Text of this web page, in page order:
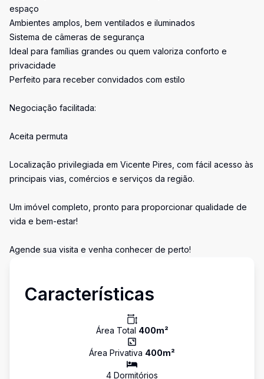
espaço
Ambientes amplos, bem ventilados e iluminados
Sistema de câmeras de segurança
Ideal para famílias grandes ou quem valoriza conforto e
privacidade
Perfeito para receber convidados com estilo
Negociação facilitada:
Aceita permuta
Localização privilegiada em Vicente Pires, com fácil acesso às
principais vias, comércios e serviços da região.
Um imóvel completo, pronto para proporcionar qualidade de
vida e bem-estar!
Agende sua visita e venha conhecer de perto!
Características
Área Total 400m²
Área Privativa 400m²
4 Dormitórios